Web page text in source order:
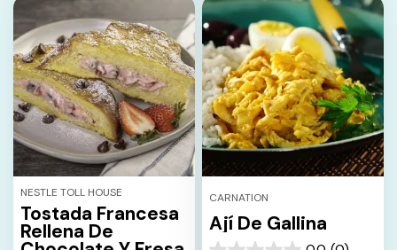
NESTLE TOLL HOUSE
Tostada Francesa
Rellena De
CARNATION
Ají De Gallina